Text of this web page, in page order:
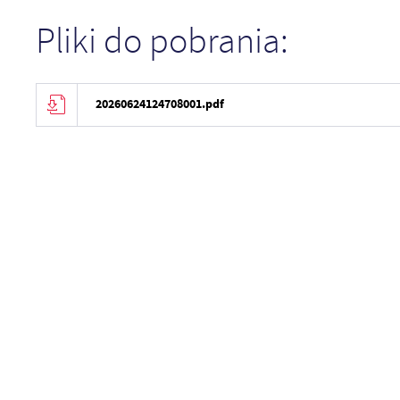
Pliki do pobrania:
20260624124708001.pdf